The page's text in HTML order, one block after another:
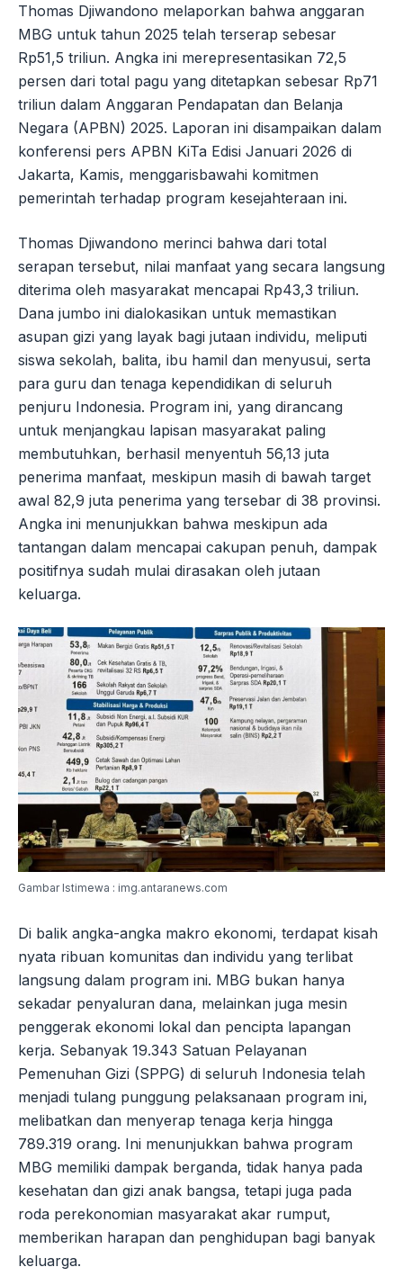
Thomas Djiwandono melaporkan bahwa anggaran
MBG untuk tahun 2025 telah terserap sebesar
Rp51,5 triliun. Angka ini merepresentasikan 72,5
persen dari total pagu yang ditetapkan sebesar Rp71
triliun dalam Anggaran Pendapatan dan Belanja
Negara (APBN) 2025. Laporan ini disampaikan dalam
konferensi pers APBN KiTa Edisi Januari 2026 di
Jakarta, Kamis, menggarisbawahi komitmen
pemerintah terhadap program kesejahteraan ini.
Thomas Djiwandono merinci bahwa dari total
serapan tersebut, nilai manfaat yang secara langsung
diterima oleh masyarakat mencapai Rp43,3 triliun.
Dana jumbo ini dialokasikan untuk memastikan
asupan gizi yang layak bagi jutaan individu, meliputi
siswa sekolah, balita, ibu hamil dan menyusui, serta
para guru dan tenaga kependidikan di seluruh
penjuru Indonesia. Program ini, yang dirancang
untuk menjangkau lapisan masyarakat paling
membutuhkan, berhasil menyentuh 56,13 juta
penerima manfaat, meskipun masih di bawah target
awal 82,9 juta penerima yang tersebar di 38 provinsi.
Angka ini menunjukkan bahwa meskipun ada
tantangan dalam mencapai cakupan penuh, dampak
positifnya sudah mulai dirasakan oleh jutaan
keluarga.
Gambar Istimewa : img.antaranews.com
Di balik angka-angka makro ekonomi, terdapat kisah
nyata ribuan komunitas dan individu yang terlibat
langsung dalam program ini. MBG bukan hanya
sekadar penyaluran dana, melainkan juga mesin
penggerak ekonomi lokal dan pencipta lapangan
kerja. Sebanyak 19.343 Satuan Pelayanan
Pemenuhan Gizi (SPPG) di seluruh Indonesia telah
menjadi tulang punggung pelaksanaan program ini,
melibatkan dan menyerap tenaga kerja hingga
789.319 orang. Ini menunjukkan bahwa program
MBG memiliki dampak berganda, tidak hanya pada
kesehatan dan gizi anak bangsa, tetapi juga pada
roda perekonomian masyarakat akar rumput,
memberikan harapan dan penghidupan bagi banyak
keluarga.